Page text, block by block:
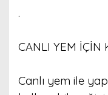
.
CANLI YEM İÇİN
Canlı yem ile